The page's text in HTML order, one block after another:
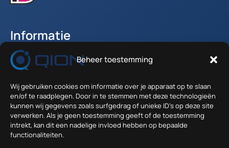
Beheer toestemming
Wij gebruiken cookies om informatie over je apparaat op te slaan
en/of te raadplegen. Door in te stemmen met deze technologieën
kunnen wij gegevens zoals surfgedrag of unieke ID's op deze site
verwerken. Als je geen toestemming geeft of de toestemming
intrekt, kan dit een nadelige invloed hebben op bepaalde
functionaliteiten.
Informatie
Accountgegevens
Verzenden en Retour
Algemene voorwaarden
Contact